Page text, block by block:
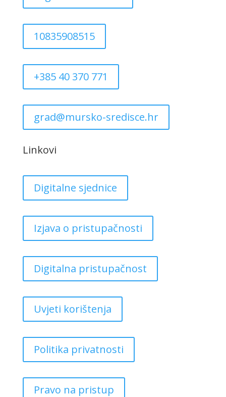
10835908515
+385 40 370 771
grad@mursko-sredisce.hr
Linkovi
Digitalne sjednice
Izjava o pristupačnosti
Digitalna pristupačnost
Uvjeti korištenja
Politika privatnosti
Pravo na pristup